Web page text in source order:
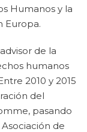
Humanos y la
Europa.
de la
humanos
2010 y 2015
del
pasando
de